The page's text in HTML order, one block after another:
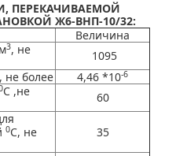
ПЕРЕКАЧИВАЕМОЙ
Ж6-ВНП-10/32:
Величина
3, не
1095
не более
4,46 *10-6
С ,не
60
0С, не
35